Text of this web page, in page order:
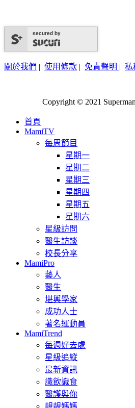
secured by
關於我們 | 使用條款 | 免責聲明 | 私
Copyright © 2021
首頁
MamiTV
每周節目
星期一
星期二
星期三
星期四
星期五
星期六
星級訪問
醫生訪談
校長分享
MamiPro
藝人
醫生
堪輿學家
成功人士
著名運動員
MamiTrend
每週好去處
星級追縱
最新資訊
識飲識食
醫護與你